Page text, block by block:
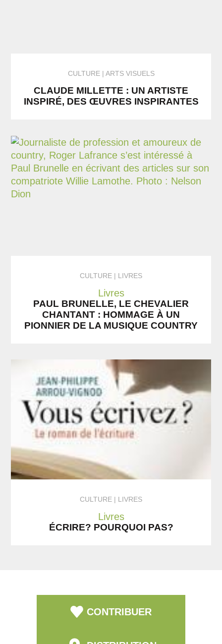
CULTURE ARTS VISUELS
CLAUDE MILLETTE : UN ARTISTE
INSPIRÉ, DES ŒUVRES INSPIRANTES
CULTURE LIVRES
Livres
PAUL BRUNELLE, LE CHEVALIER
CHANTANT : HOMMAGE À UN
PIONNIER DE LA MUSIQUE COUNTRY
CULTURE LIVRES
Livres
ÉCRIRE? POURQUOI PAS?
CONTRIBUER